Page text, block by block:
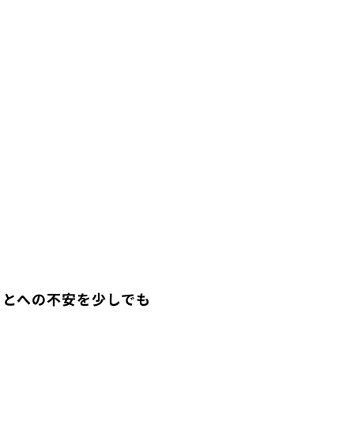
への不安を少しでも